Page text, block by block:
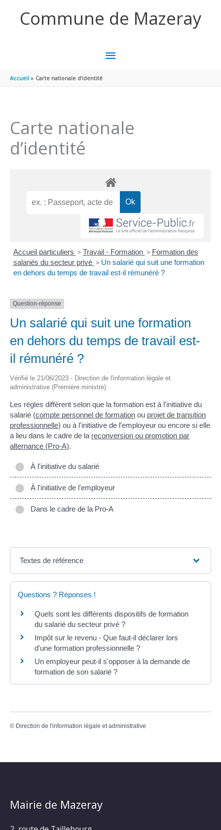
Commune de Mazeray
MENU
Accueil Carte nationale d’identité
Carte nationale
d’identité
Accueil particuliers > Travail - Formation > Formation des
salariés du secteur privé > Un salarié qui suit une formation
en dehors du temps de travail est-il rémunéré ?
Question-réponse
Un salarié qui suit une formation
en dehors du temps de travail est-
il rémunéré ?
Vérifié le 21/06/2023 - Direction de l'information légale et
administrative (Première ministre)
Les règles diffèrent selon que la formation est à l'initiative du
salarié (compte personnel de formation ou projet de transition
professionnelle) ou à l'initiative de l'employeur ou encore si elle
a lieu dans le cadre de la reconversion ou promotion par
alternance (Pro-A).
À l'initiative du salarié
À l'initiative de l'employeur
Dans le cadre de la Pro-A
Textes de référence
Questions ? Réponses !
Quels sont les différents dispositifs de formation
du salarié du secteur privé ?
Impôt sur le revenu - Que faut-il déclarer lors
d'une formation professionnelle ?
Un employeur peut-il s'opposer à la demande de
formation de son salarié ?
© Direction de l'information légale et administrative
Mairie de Mazeray